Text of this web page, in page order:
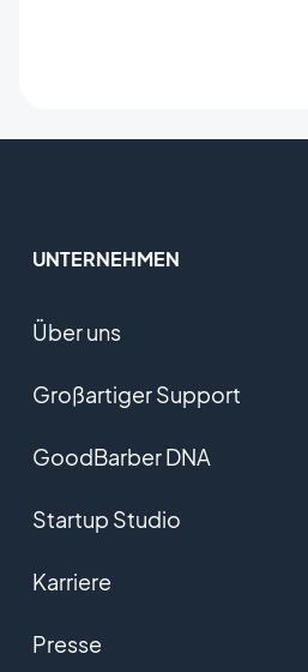
UNTERNEHMEN
Über uns
Großartiger Support
GoodBarber DNA
Startup Studio
Karriere
Presse